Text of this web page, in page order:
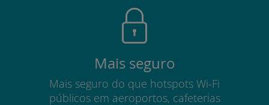
Mais seguro
Mais seguro do que hotspots Wi-Fi
públicos em aeroportos, cafeterias